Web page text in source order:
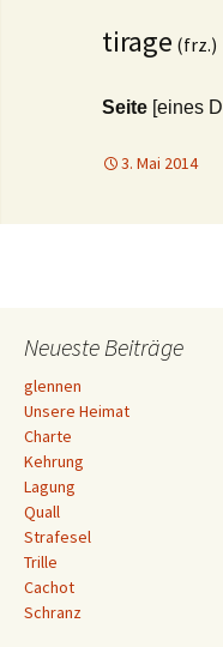
tirage (frz.)
Seite [eines
3. Mai 2014
Neueste Beiträge
glennen
Unsere Heimat
Charte
Kehrung
Lagung
Quall
Strafesel
Trille
Cachot
Schranz